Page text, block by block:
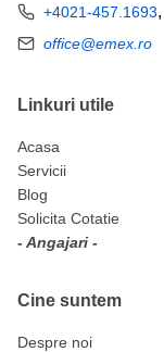
+4021-457.1693,
office@emex.ro
Linkuri utile
Acasa
Servicii
Blog
Solicita Cotatie
- Angajari -
Cine suntem
Despre noi